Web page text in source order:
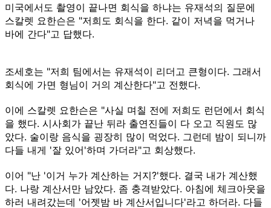
미국에서도 촬영이 끝나면 회식을 하냐는 유재석의 질문에
스칼렛 요한슨은 "저희도 회식을 한다. 같이 저녁을 먹거나
바에 간다"고 답했다.
조세호는 "저희 팀에서는 유재석이 리더고 큰형이다. 그래서
회식에 가면 형님이 거의 계산한다"고 전했다.
이에 스칼렛 요한슨은 "사실 며칠 전에 저희도 런던에서 회식
을 했다. 시사회가 끝난 뒤라 출연진들이 다 오고 직원도 많
았다. 술이랑 음식을 굉장히 많이 먹었다. 그런데 밤이 되니까
다들 내게 '잘 있어'하며 가더라"고 회상했다.
이어 "난 '이거 누가 계산하는 거지?'했다. 결국 내가 계산했
다. 나랑 계산서만 남았다. 좀 충격받았다. 아침에 체크아웃을
하러 내려갔는데 '어젯밤 바 계산서입니다'라고 하더라. 다들